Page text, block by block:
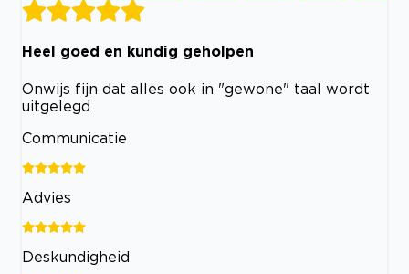
Heel goed en kundig geholpen
Onwijs fijn dat alles ook in "gewone" taal wordt
uitgelegd
Communicatie
Advies
Deskundigheid